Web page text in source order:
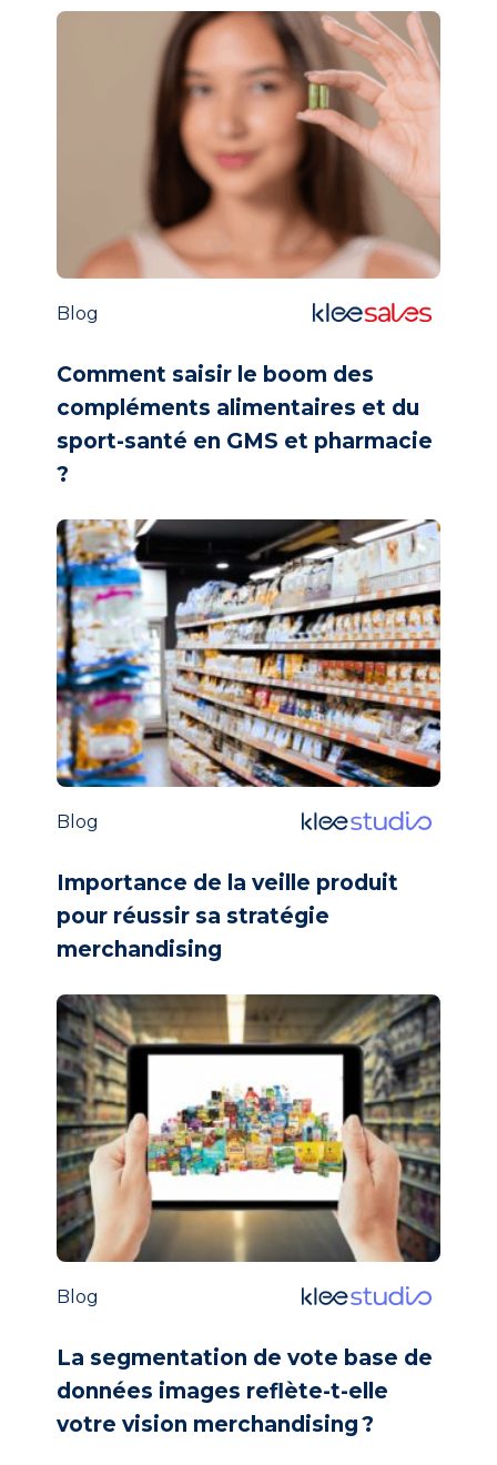
Blog
Comment saisir le boom des
compléments alimentaires et du
sport-santé en GMS et pharmacie
?
Blog
Importance de la veille produit
pour réussir sa stratégie
merchandising
Blog
La segmentation de vote base de
données images reflète-t-elle
votre vision merchandising ?